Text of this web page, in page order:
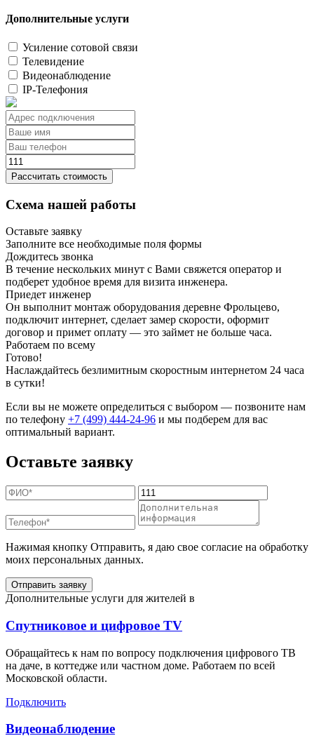
Дополнительные услуги
Усиление сотовой связи
Телевидение
Видеонаблюдение
IP-Телефония
Рассчитать стоимость
Схема нашей работы
Оставьте заявку
Заполните все необходимые поля формы
Дождитесь звонка
В течение нескольких минут с Вами свяжется оператор и
подберет удобное время для визита инженера.
Приедет инженер
Он выполнит монтаж оборудования деревне Фрольцево,
подключит интернет, сделает замер скорости, оформит
договор и примет оплату — это займет не больше часа.
Работаем по всему
Готово!
Наслаждайтесь безлимитным скоростным интернетом 24 часа
в сутки!
Если вы не можете определиться с выбором — позвоните нам
по телефону +7 (499) 444-24-96 и мы подберем для вас
оптимальный вариант.
Оставьте заявку
Нажимая кнопку Отправить, я даю свое согласие на обработку
моих персональных данных.
Отправить заявку
Дополнительные услуги для жителей в
Спутниковое и цифровое TV
Обращайтесь к нам по вопросу подключения цифрового ТВ
на даче, в коттедже или частном доме. Работаем по всей
Московской области.
Подключить
Видеонаблюдение